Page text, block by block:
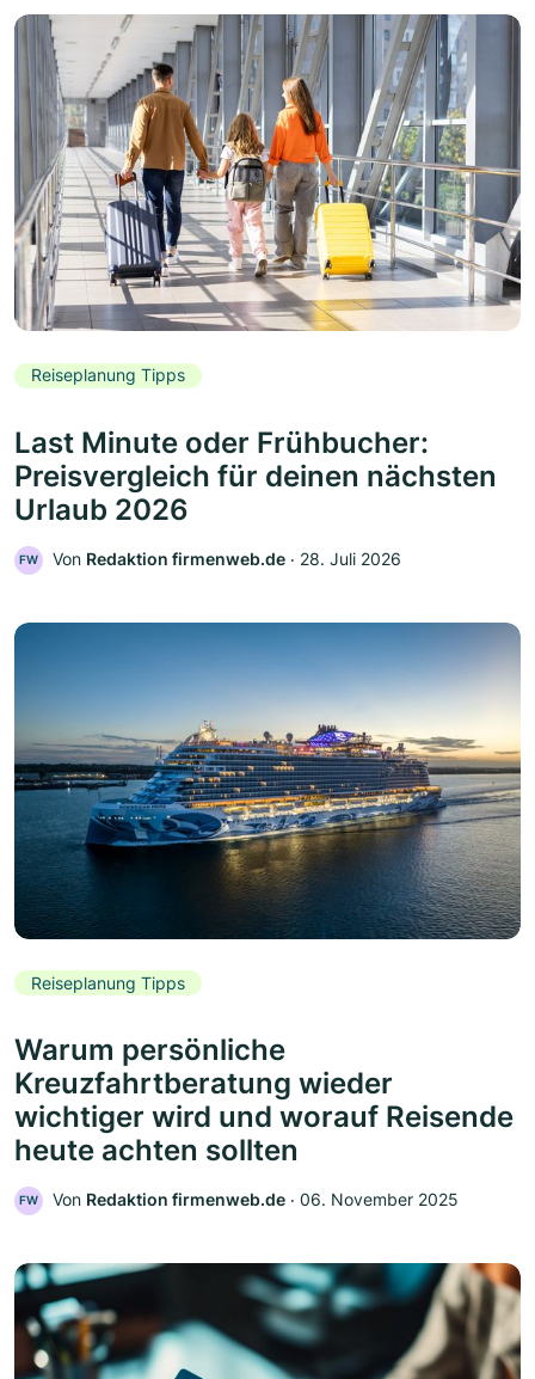
Reiseplanung Tipps
Last Minute oder Frühbucher:
Preisvergleich für deinen nächsten
Urlaub 2026
FW Von Redaktion firmenweb.de ‧ 28. Juli 2026
Reiseplanung Tipps
Warum persönliche
Kreuzfahrtberatung wieder
wichtiger wird und worauf Reisende
heute achten sollten
FW Von Redaktion firmenweb.de ‧ 06. November 2025